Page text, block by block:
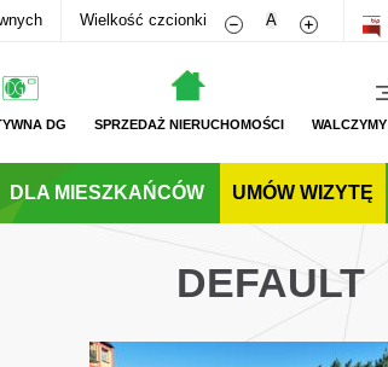
Wielkość czcionki Zmniejsz rozmiar
A Zwiększ
DG SPRZEDAŻ NIERUCHOMOŚCI
DLA MIESZKAŃCÓW UMÓW WIZYTĘ
DEFAULT